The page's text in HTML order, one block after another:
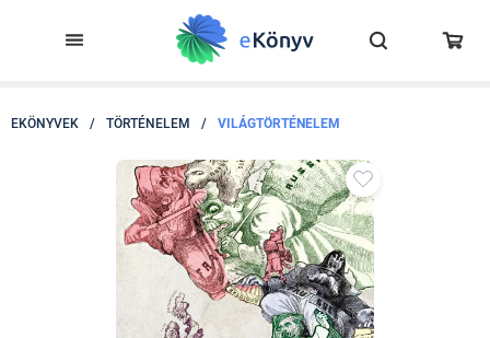
EKÖNYVEK / TÖRTÉNELEM / VILÁGTÖRTÉNELEM